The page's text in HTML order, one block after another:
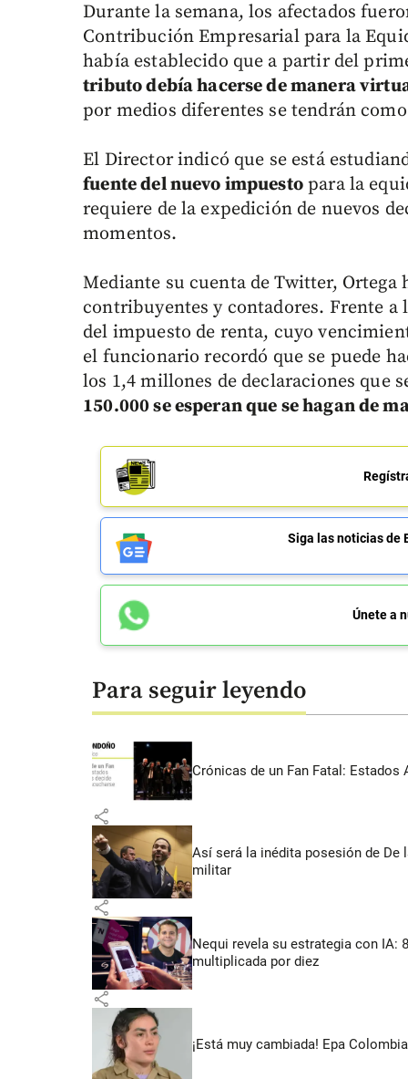
Durante la semana, los afectados
Contribución Empresarial para la
había establecido que a partir del
tributo debía hacerse de manera
por medios diferentes se tendrán
El Director indicó que se está
fuente del nuevo impuestopara la
requiere de la expedición de nuevos
momentos.
Mediante su cuenta de Twitter,
contribuyentes y contadores. Frente a
del impuesto de renta, cuyo
el funcionario recordó que se puede
los 1,4 millones de declaraciones que
150.000 se esperan que se hagan de
Siga las noticias de
Únete a
Para seguir leyendo
Crónicas de un Fan Fatal:
share
Así será la inédita posesión de De
militar
share
Nequi revela su estrategia con IA:
multiplicada por diez
share
¡Está muy cambiada! Epa